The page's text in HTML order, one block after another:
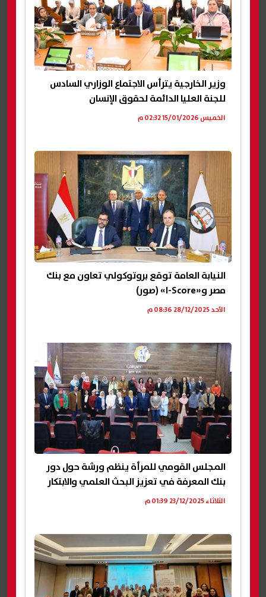
وزير الخارجية يترأس الاجتماع الوزاري السادس
للجنة العليا الدائمة لحقوق الإنسان
الخميس 15/01/2026 02:32 م
النيابة العامة توقع بروتوكولي تعاون مع بنك
مصر و«I-Score» (صور)
الأحد 28/12/2025 08:36 م
المجلس القومي للمرأة ينظم ورشة حول دور
بنك المعرفة في تعزيز البحث العلمي والابتكار
الثلاثاء 23/12/2025 01:39 م